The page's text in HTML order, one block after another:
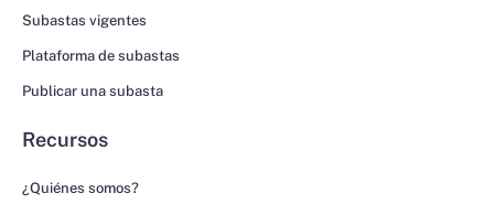
Subastas vigentes
Plataforma de subastas
Publicar una subasta
Recursos
¿Quiénes somos?